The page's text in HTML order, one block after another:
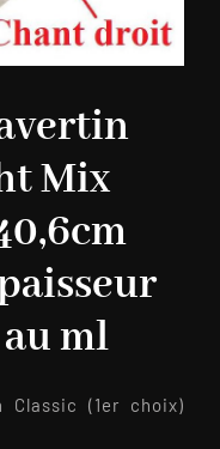
Mix
ml
Classic (1er choix)